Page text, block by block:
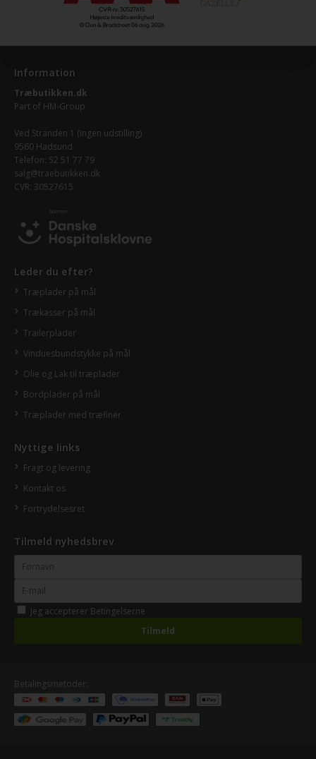
Information
Træbutikken.dk
Part of HM-Group
Ved Stranden 1 (ingen udstilling)
9560 Hadsund
Telefon: 52 51 77 79
salg@traebutikken.dk
CVR: 30527615
Leder du efter?
Træplader på mål
Trækasser på mål
Trailerplader
Vinduesbundstykke på mål
Olie og Lak til træplader
Bordplader på mål
Træplader med træfiner
Nyttige links
Fragt og levering
Kontakt os
Fortrydelsesret
Tilmeld nyhedsbrev
Jeg accepterer Betingelserne
Betalingsmetoder: